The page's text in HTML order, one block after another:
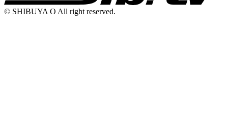
© SHIBUYA O All right reserved.